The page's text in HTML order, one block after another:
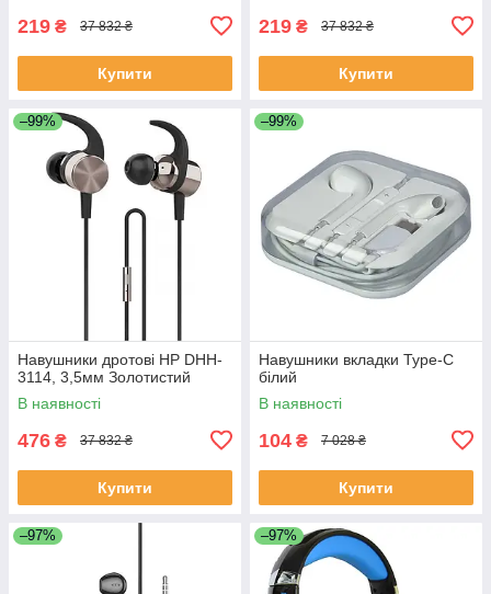
219 ₴ 37 832 ₴
Купити
219 ₴ 37 832 ₴
Купити
–99%
Навушники дротові HP DHH-
3114, 3,5мм Золотистий
В наявності
476 ₴ 37 832 ₴
Купити
–99%
Навушники вкладки Type-C
білий
В наявності
104 ₴ 7 028 ₴
Купити
–97% –97%